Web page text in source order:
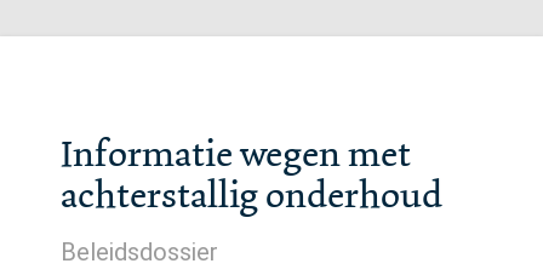
Informatie wegen met
achterstallig onderhoud
Beleidsdossier